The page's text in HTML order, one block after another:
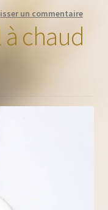
un commentaire
chaud